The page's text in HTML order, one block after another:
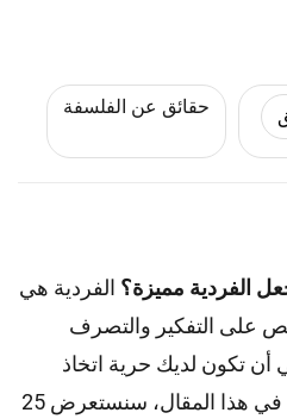
حقائق عن الفلسفة
الفردية مميزة؟ الفردية هي
على التفكير والتصرف
أن تكون لديك حرية اتخاذ
القرارات دون تأثير خارجي. في هذا المقال، سنستعرض 25